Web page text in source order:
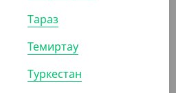
черные, в инд. пленке, d 5
Тараз
Темиртау
Туркестан